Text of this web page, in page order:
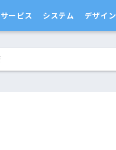
サービス システム デザイン